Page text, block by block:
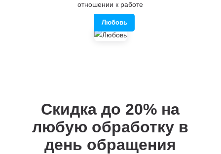
отношении к работе
Любовь
Скидка до 20% на
любую обработку в
день обращения